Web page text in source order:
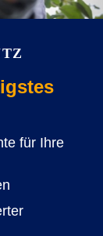
für Ihre